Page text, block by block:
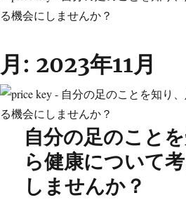
月: 2023年11月
自分の足のこと
ら健康について
しませんか？